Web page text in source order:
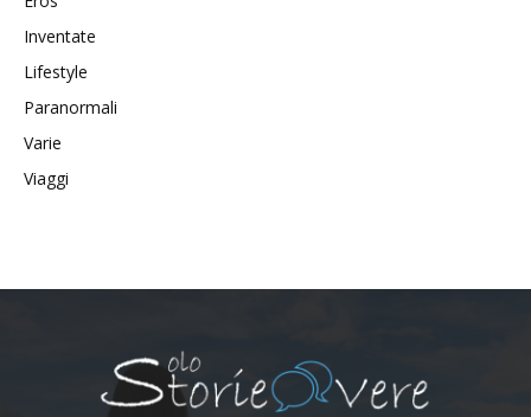
Inventate
Lifestyle
Paranormali
Varie
Viaggi